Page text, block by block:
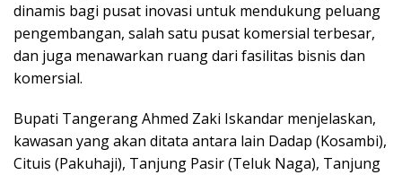
dinamis bagi pusat inovasi untuk mendukung peluang
pengembangan, salah satu pusat komersial terbesar,
dan juga menawarkan ruang dari fasilitas bisnis dan
komersial.
Bupati Tangerang Ahmed Zaki Iskandar menjelaskan,
kawasan yang akan ditata antara lain Dadap (Kosambi),
Cituis (Pakuhaji), Tanjung Pasir (Teluk Naga), Tanjung